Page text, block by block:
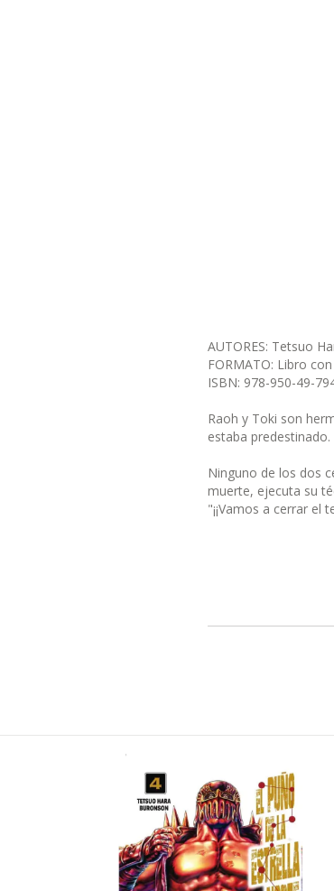
AUTORES: Tetsuo
FORMATO: Libro
ISBN: 978-950-49-
Raoh y Toki son
estaba
Ninguno de los dos
muerte, ejecuta su
"¡¡Vamos a cerrar el